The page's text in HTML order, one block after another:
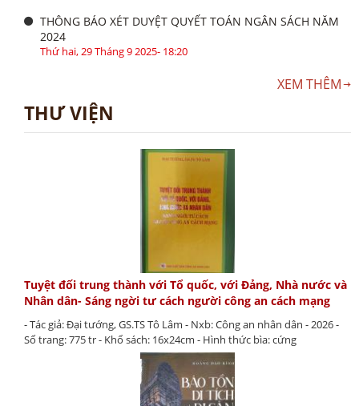
THÔNG BÁO XÉT DUYỆT QUYẾT TOÁN NGÂN SÁCH NĂM
2024
Thứ hai, 29 Tháng 9 2025- 18:20
XEM THÊM
THƯ VIỆN
Tuyệt đối trung thành với Tổ quốc, với Đảng, Nhà nước và
Nhân dân- Sáng ngời tư cách người công an cách mạng
- Tác giả: Đại tướng, GS.TS Tô Lâm - Nxb: Công an nhân dân - 2026 -
Số trang: 775 tr - Khổ sách: 16x24cm - Hình thức bìa: cứng